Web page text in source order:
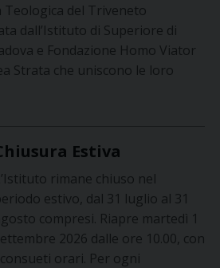
Teologica del Triveneto
dall’Istituto di Superiore di
e Fondazione Homo Viator
Strata che uniscono le loro
Estiva
rimane chiuso nel
estivo, dal 31 luglio al 31
compresi. Riapre martedì 1
2026 dalle ore 10.00, con
orari. Per ogni